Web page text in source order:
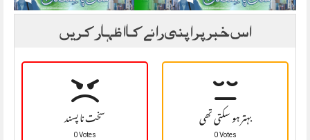
اس خبر پر اپنی رائے کا اظہار کریں
سخت نا پسند
0 Votes بہتر ہو سکتی تھی
0 Votes